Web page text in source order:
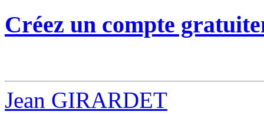
Créez un compte
Jean GIRARDET